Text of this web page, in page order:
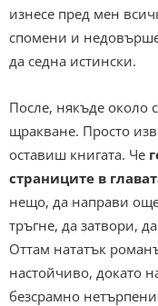
изнесе пред мен
спомени и
да седна истински.
После, някъде около
щракване. Просто
оставиш книгата. Че
страниците в
нещо, да направи
тръгне, да затвори,
Оттам нататък
настойчиво, докато
безсрамно